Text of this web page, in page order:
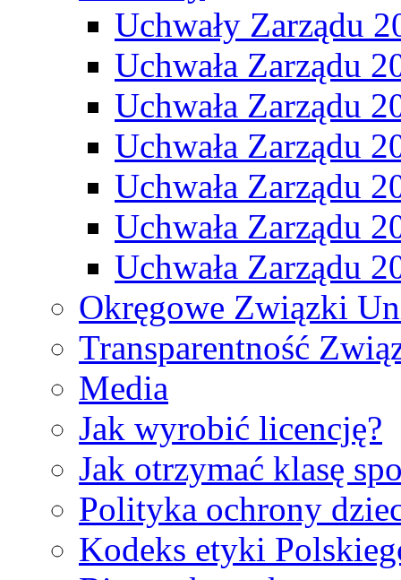
Uchwały Zarządu
Uchwała Zarządu
Uchwała Zarządu
Uchwała Zarządu
Uchwała Zarządu
Uchwała Zarządu
Uchwała Zarządu
Okręgowe Związki
Transparentność
Media
Jak wyrobić licencję?
Jak otrzymać klasę
Polityka ochrony
Kodeks etyki